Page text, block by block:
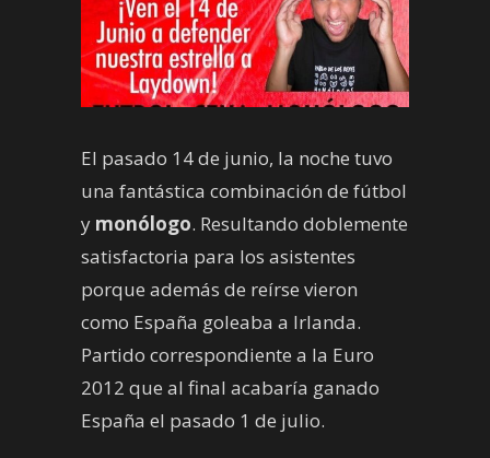
El pasado 14 de junio, la noche tuvo
una fantástica combinación de fútbol
y monólogo. Resultando doblemente
satisfactoria para los asistentes
porque además de reírse vieron
como España goleaba a Irlanda.
Partido correspondiente a la Euro
2012 que al final acabaría ganado
España el pasado 1 de julio.